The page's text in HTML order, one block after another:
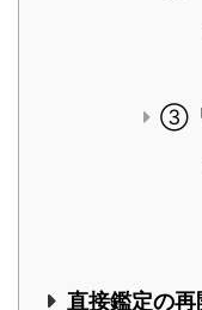
③『
直接鑑定の再